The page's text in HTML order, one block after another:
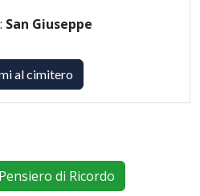
San Giuseppe
al cimitero
di Ricordo